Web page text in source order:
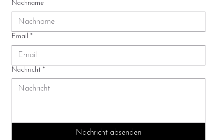
Nachname
Email *
Nachricht *
Nachricht absenden